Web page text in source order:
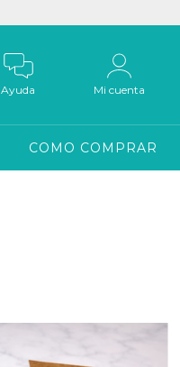
Ayuda Mi cuenta
COMO COMPRAR